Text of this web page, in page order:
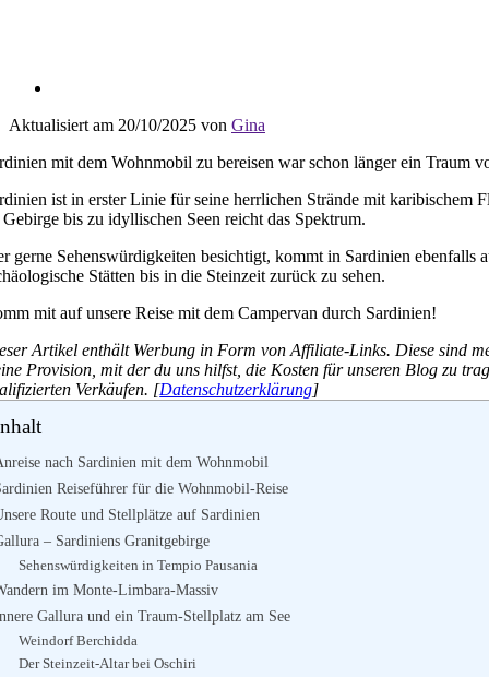
Aktualisiert am 20/10/2025 von Gina
mit dem Wohnmobil zu bereisen war schon länger ein Traum
ist in erster Linie für seine herrlichen Strände mit karibischem
bis zu idyllischen Seen reicht das Spektrum.
gerne Sehenswürdigkeiten besichtigt, kommt in Sardinien
Stätten bis in die Steinzeit zurück zu sehen.
mit auf unsere Reise mit dem Campervan durch Sardinien!
Artikel enthält Werbung in Form von Affiliate-Links. Diese sind
Provision, mit der du uns hilfst, die Kosten für unseren Blog zu
Verkäufen. [Datenschutzerklärung]
nach Sardinien mit dem Wohnmobil
Reiseführer für die Wohnmobil-Reise
Route und Stellplätze auf Sardinien
– Sardiniens Granitgebirge
Sehenswürdigkeiten in Tempio Pausania
im Monte-Limbara-Massiv
Gallura und ein Traum-Stellplatz am See
Weindorf Berchidda
Der Steinzeit-Altar bei Oschiri